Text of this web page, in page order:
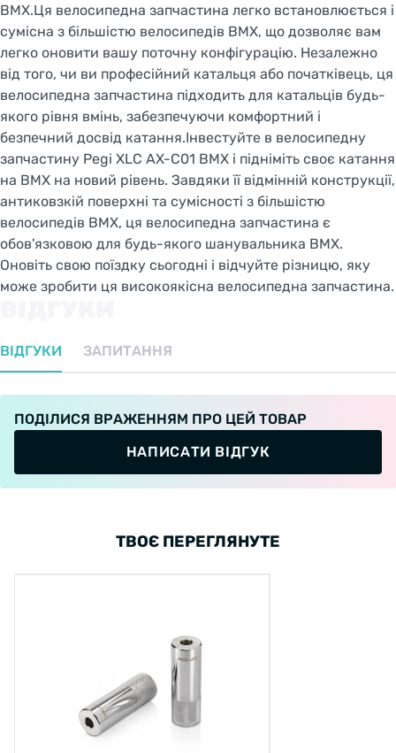
BMX.Ця велосипедна запчастина легко встановлюється і
сумісна з більшістю велосипедів BMX, що дозволяє вам
легко оновити вашу поточну конфігурацію. Незалежно
від того, чи ви професійний катальця або початківець, ця
велосипедна запчастина підходить для катальців будь-
якого рівня вмінь, забезпечуючи комфортний і
безпечний досвід катання.Інвестуйте в велосипедну
запчастину Pegi XLC AX-C01 BMX і підніміть своє катання
на BMX на новий рівень. Завдяки її відмінній конструкції,
антиковзкій поверхні та сумісності з більшістю
велосипедів BMX, ця велосипедна запчастина є
обов'язковою для будь-якого шанувальника BMX.
Оновіть свою поїздку сьогодні і відчуйте різницю, яку
може зробити ця високоякісна велосипедна запчастина.
ВІДГУКИ ЗАПИТАННЯ
ПОДІЛИСЯ ВРАЖЕННЯМ ПРО ЦЕЙ ТОВАР
НАПИСАТИ ВІДГУК
ТВОЄ ПЕРЕГЛЯНУТЕ